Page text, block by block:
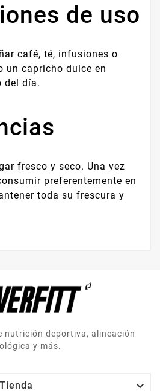
de uso
café, té, infusiones o
un capricho dulce en
del día.
fresco y seco. Una vez
preferentemente en
toda su frescura y
nutrición deportiva, alineación
y más.
